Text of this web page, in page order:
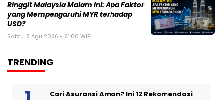
Ringgit Malaysia Malam Ini: Apa Faktor
yang Mempengaruhi MYR terhadap
USD?
Sabtu, 8 Agu 2026 - 21:00 WIB
TRENDING
Cari Asuransi Aman? Ini 12 Rekomendasi